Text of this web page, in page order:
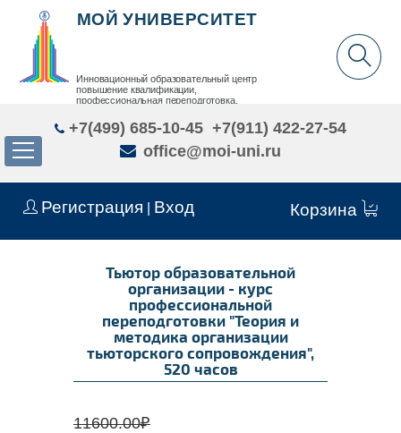
Регистрация Вход Корзина
МОЙ УНИВЕРСИТЕТ
Инновационный образовательный центр
повышение квалификации,
профессиональная переподготовка,
+7(499) 685-10-45 +7(911) 422-27-54
office@moi-uni.ru
Тьютор образовательной
организации - курс
профессиональной
переподготовки "Теория и
методика организации
тьюторского сопровождения",
520 часов
11600.00₽